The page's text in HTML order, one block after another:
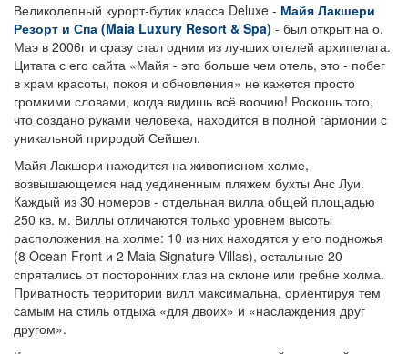
Великолепный курорт-бутик класса Deluxe - Майя Лакшери
Резорт и Спа (Maia Luxury Resort & Spa) - был открыт на о.
Маэ в 2006г и сразу стал одним из лучших отелей архипелага.
Цитата с его сайта «Майя - это больше чем отель, это - побег
в храм красоты, покоя и обновления» не кажется просто
громкими словами, когда видишь всё воочию! Роскошь того,
что создано руками человека, находится в полной гармонии с
уникальной природой Сейшел.
Майя Лакшери находится на живописном холме,
возвышающемся над уединенным пляжем бухты Анс Луи.
Каждый из 30 номеров - отдельная вилла общей площадью
250 кв. м. Виллы отличаются только уровнем высоты
расположения на холме: 10 из них находятся у его подножья
(8 Ocean Front и 2 Maia Signature Villas), остальные 20
спрятались от посторонних глаз на склоне или гребне холма.
Приватность территории вилл максимальна, ориентируя тем
самым на стиль отдыха «для двоих» и «наслаждения друг
другом».